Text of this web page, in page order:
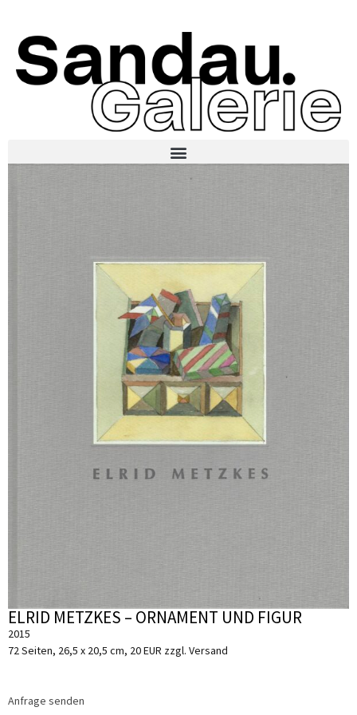
ELRID METZKES – ORNAMENT UND FIGUR
2015
72 Seiten, 26,5 x 20,5 cm, 20 EUR zzgl. Versand
Anfrage senden